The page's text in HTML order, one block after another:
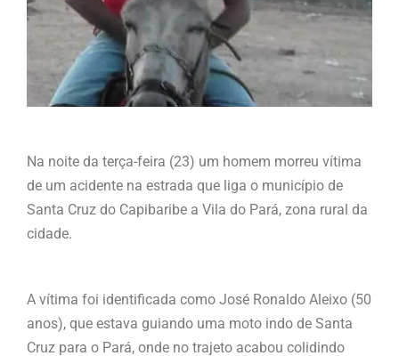
Na noite da terça-feira (23) um homem morreu vítima
de um acidente na estrada que liga o município de
Santa Cruz do Capibaribe a Vila do Pará, zona rural da
cidade.
A vítima foi identificada como José Ronaldo Aleixo (50
anos), que estava guiando uma moto indo de Santa
Cruz para o Pará, onde no trajeto acabou colidindo